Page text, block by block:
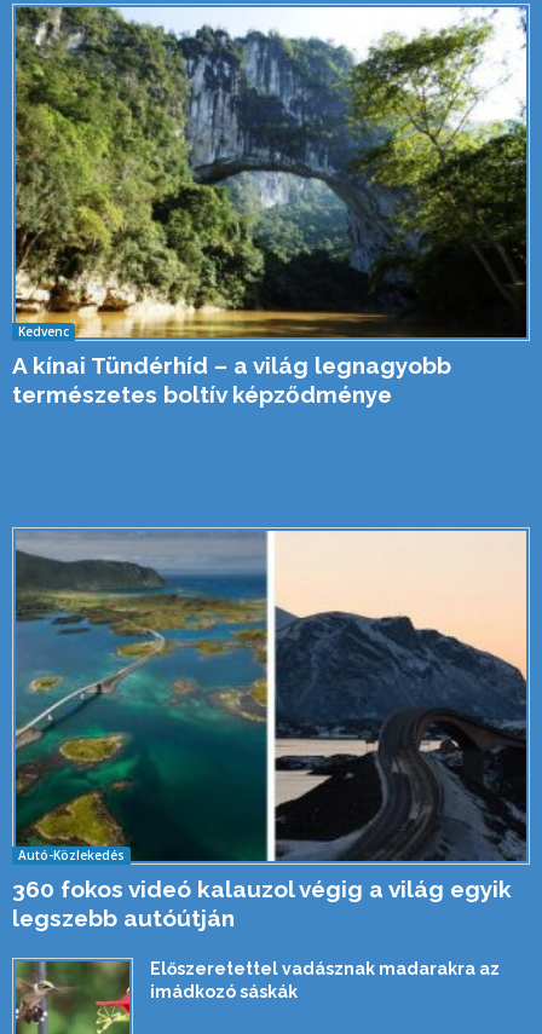
Kedvenc
A kínai Tündérhíd – a világ legnagyobb
természetes boltív képződménye
Autó-Közlekedés
360 fokos videó kalauzol végig a világ egyik
legszebb autóútján
Előszeretettel vadásznak madarakra az
imádkozó sáskák